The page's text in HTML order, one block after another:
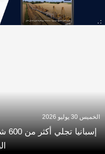
الخميس 30 يوليو 2026